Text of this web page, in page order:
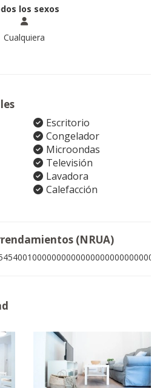
los sexos
Cualquiera
Escritorio
Congelador
Microondas
Televisión
Lavadora
Calefacción
(NRUA)